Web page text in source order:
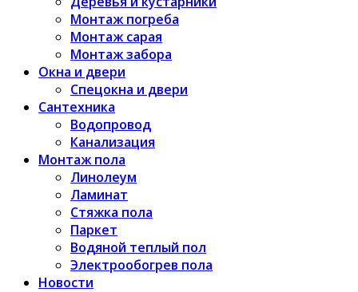
Монтаж погреба
Монтаж сарая
Монтаж забора
Окна и двери
Спецокна и двери
Сантехника
Водопровод
Канализация
Монтаж пола
Линолеум
Ламинат
Стяжка пола
Паркет
Водяной теплый пол
Электрообогрев пола
Новости